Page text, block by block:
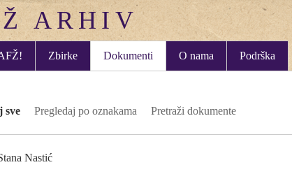
Zbirke Dokumenti O nama Podrška
sve Pregledaj po oznakama Pretraži dokumente
Nastić